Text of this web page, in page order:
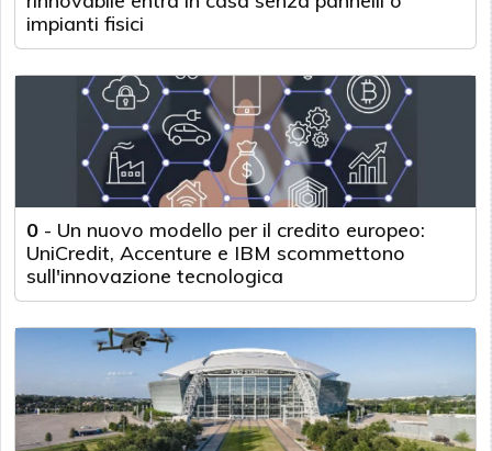
impianti fisici
0 - Un nuovo modello per il credito europeo:
UniCredit, Accenture e IBM scommettono
sull'innovazione tecnologica